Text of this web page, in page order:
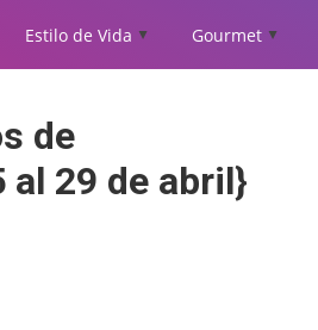
Estilo de Vida ▲ Gourmet ▲
de
29 de abril}